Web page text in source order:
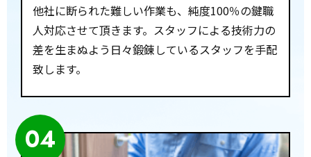
他社に断られた難しい作業も、純度100％の鍵職
人対応させて頂きます。スタッフによる技術力の
差を生まぬよう日々鍛錬しているスタッフを手配
致します。
04